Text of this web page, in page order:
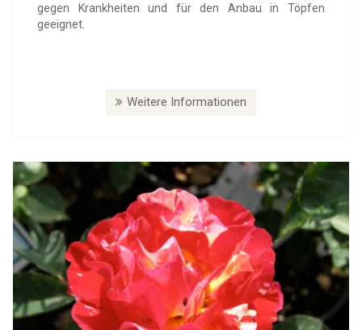
gegen Krankheiten und für den Anbau in Töpfen
geeignet.
Weitere Informationen